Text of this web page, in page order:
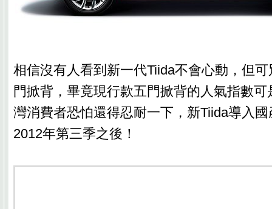
相信沒有人看到新一代Tiida不會心動，但
門掀背，畢竟現行款五門掀背的人氣指數
灣消費者恐怕還得忍耐一下，新Tiida導入
2012年第三季之後！